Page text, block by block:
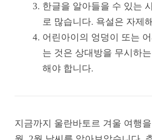
한글을 알아들을 수 있는
로 많습니다. 욕설은 자제
어린아이의 엉덩이 또는
는 것은 상대방을 무시하
해야 합니다.
지금까지 울란바토르 겨울 여행